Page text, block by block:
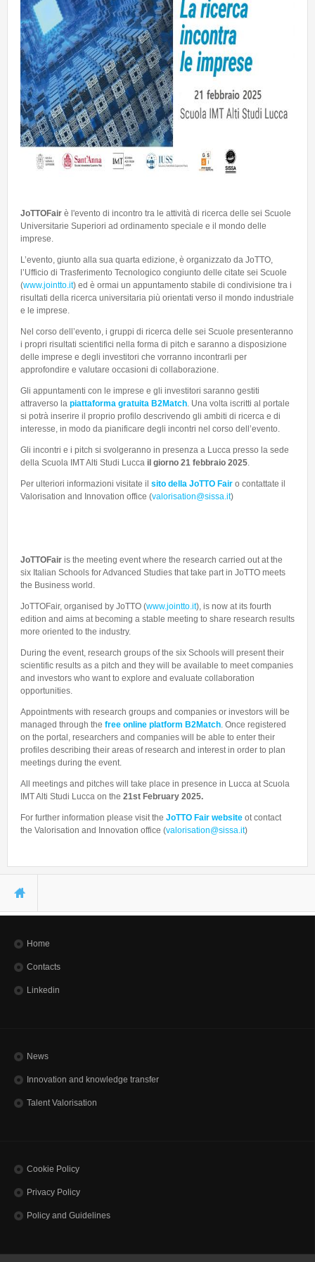
Talent Valorisation
JoTTOFair è l'evento di incontro tra le attività di ricerca delle sei Scuole
Universitarie Superiori ad ordinamento speciale e il mondo delle
imprese.
L’evento, giunto alla sua quarta edizione, è organizzato da JoTTO,
l’Ufficio di Trasferimento Tecnologico congiunto delle citate sei Scuole
(www.jointto.it) ed è ormai un appuntamento stabile di condivisione tra i
risultati della ricerca universitaria più orientati verso il mondo industriale
e le imprese.
Nel corso dell’evento, i gruppi di ricerca delle sei Scuole presenteranno
i propri risultati scientifici nella forma di pitch e saranno a disposizione
delle imprese e degli investitori che vorranno incontrarli per
approfondire e valutare occasioni di collaborazione.
Gli appuntamenti con le imprese e gli investitori saranno gestiti
attraverso la piattaforma gratuita B2Match. Una volta iscritti al portale
si potrà inserire il proprio profilo descrivendo gli ambiti di ricerca e di
interesse, in modo da pianificare degli incontri nel corso dell’evento.
Gli incontri e i pitch si svolgeranno in presenza a Lucca presso la sede
della Scuola IMT Alti Studi Lucca il giorno 21 febbraio 2025.
Per ulteriori informazioni visitate il sito della JoTTO Fair o contattate il
Valorisation and Innovation office (valorisation@sissa.it)
JoTTOFair is the meeting event where the research carried out at the
six Italian Schools for Advanced Studies that take part in JoTTO meets
the Business world.
JoTTOFair, organised by JoTTO (www.jointto.it), is now at its fourth
edition and aims at becoming a stable meeting to share research results
more oriented to the industry.
During the event, research groups of the six Schools will present their
scientific results as a pitch and they will be available to meet companies
and investors who want to explore and evaluate collaboration
opportunities.
Appointments with research groups and companies or investors will be
managed through the free online platform B2Match. Once registered
on the portal, researchers and companies will be able to enter their
profiles describing their areas of research and interest in order to plan
meetings during the event.
All meetings and pitches will take place in presence in Lucca at Scuola
IMT Alti Studi Lucca on the 21st February 2025.
For further information please visit the JoTTO Fair website ot contact
the Valorisation and Innovation office (valorisation@sissa.it)
You are here
Home
Contacts
Linkedin
News
Innovation and knowledge transfer
Talent Valorisation
Cookie Policy
Privacy Policy
Policy and Guidelines